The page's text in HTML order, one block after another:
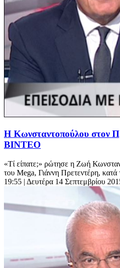
Η Κωνσταντοπούλου στον
ΒΙΝΤΕΟ
«Τί είπατε;» ρώτησε η Ζωή
του Μega, Γιάννη Πρετεντέρη, κατά
19:55 | Δευτέρα 14 Σεπτεμβρίου